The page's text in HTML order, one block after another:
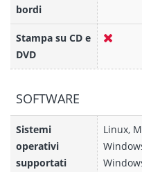
bordi
Stampa su CD e
DVD
SOFTWARE
Sistemi
operativi
supportati
Linux,